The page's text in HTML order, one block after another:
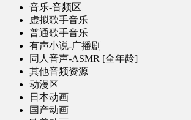
音乐-音频区
虚拟歌手音乐
普通歌手音乐
有声小说-广播剧
同人音声-ASMR [全年龄]
其他音频资源
动漫区
日本动画
国产动画